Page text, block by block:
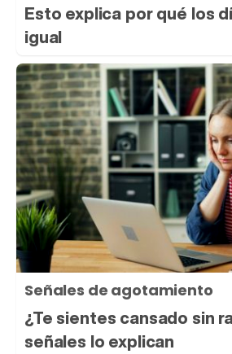
Esto explica por qué los
igual
Señales de agotamiento
¿Te sientes cansado sin
señales lo explican